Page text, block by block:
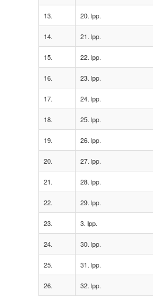
13. 20. lpp.
14. 21. lpp.
15. 22. lpp.
16. 23. lpp.
17. 24. lpp.
18. 25. lpp.
19. 26. lpp.
20. 27. lpp.
21. 28. lpp.
22. 29. lpp.
23. 3. lpp.
24. 30. lpp.
25. 31. lpp.
26. 32. lpp.